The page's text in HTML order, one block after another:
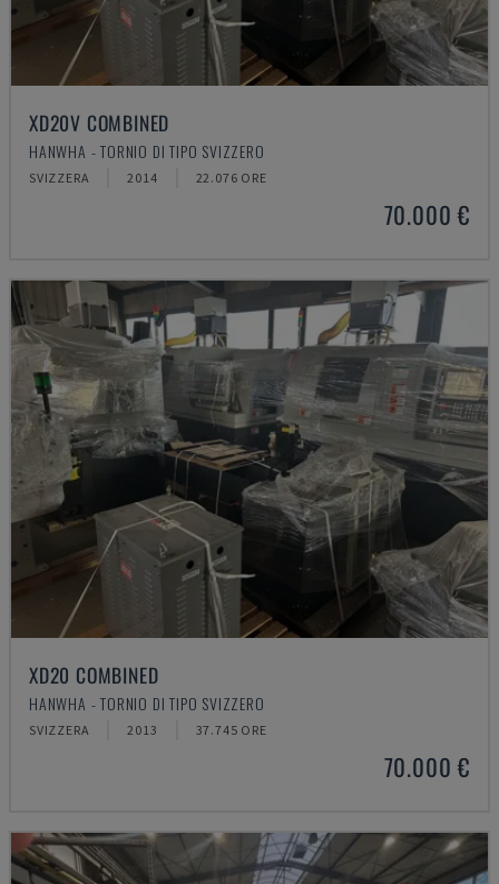
XD20V COMBINED
HANWHA - TORNIO DI TIPO SVIZZERO
SVIZZERA 2014 22.076 ORE
70.000 €
XD20 COMBINED
HANWHA - TORNIO DI TIPO SVIZZERO
SVIZZERA 2013 37.745 ORE
70.000 €